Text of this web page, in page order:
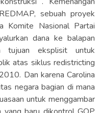
sebuah proyek
Komite Nasional Partai
dana ke balapan
tujuan eksplisit untuk
atas siklus redistricting
Dan karena Carolina
negara bagian di mana
untuk menggambar